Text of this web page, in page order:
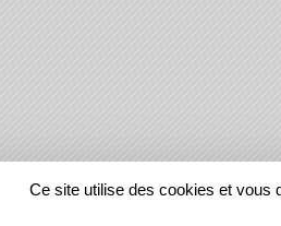
REGIONS
Ce site utilise des cookies et vous